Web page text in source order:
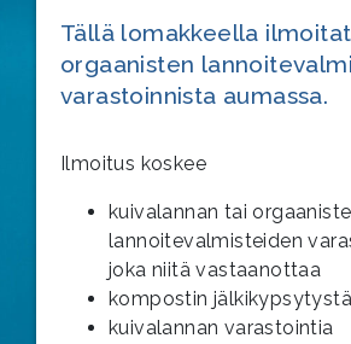
Tällä lomakkeella
orgaanisten
varastoinnista aumassa.
Ilmoitus koskee
kuivalannan tai
lannoitevalmisteiden
joka niitä vastaanottaa
kompostin jälkikypsytystä
kuivalannan varastointia